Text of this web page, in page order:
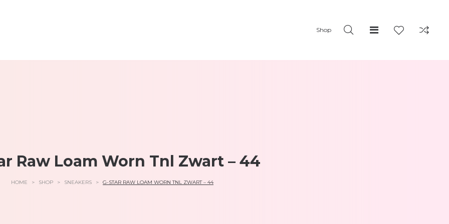
Shop
Raw Loam Worn Tnl Zwart – 44
HOME > SHOP > SNEAKERS > G-STAR RAW LOAM WORN TNL ZWART – 44